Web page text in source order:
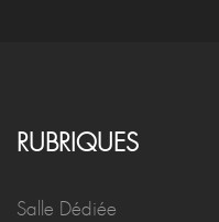
RUBRIQUES
Salle Dédiée